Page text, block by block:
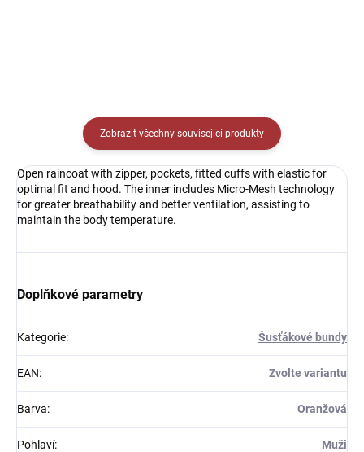
Zobrazit všechny související produkty
Open raincoat with zipper, pockets, fitted cuffs with elastic for
optimal fit and hood. The inner includes Micro-Mesh technology
for greater breathability and better ventilation, assisting to
maintain the body temperature.
Doplňkové parametry
Kategorie: Šusťákové bundy
EAN: Zvolte variantu
Barva: Oranžová
Pohlaví: Muži